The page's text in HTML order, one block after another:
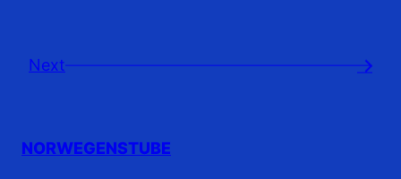
Next →
NORWEGENSTUBE